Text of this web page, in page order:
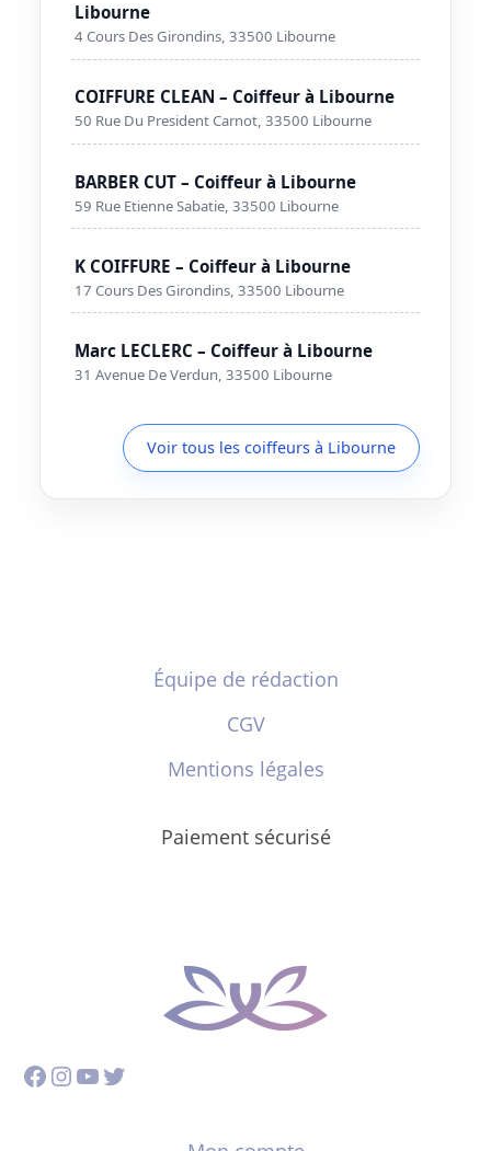
Libourne
4 Cours Des Girondins, 33500 Libourne
COIFFURE CLEAN – Coiffeur à Libourne
50 Rue Du President Carnot, 33500 Libourne
BARBER CUT – Coiffeur à Libourne
59 Rue Etienne Sabatie, 33500 Libourne
K COIFFURE – Coiffeur à Libourne
17 Cours Des Girondins, 33500 Libourne
Marc LECLERC – Coiffeur à Libourne
31 Avenue De Verdun, 33500 Libourne
Voir tous les coiffeurs à Libourne
Équipe de rédaction
CGV
Mentions légales
Paiement sécurisé
Facebook
Instagram
YouTube
Twitter